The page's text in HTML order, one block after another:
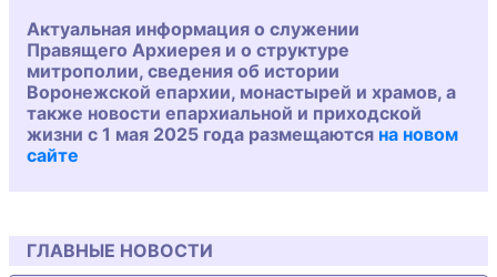
Актуальная информация о служении
Правящего Архиерея и о структуре
митрополии, сведения об истории
Воронежской епархии, монастырей и храмов, а
также новости епархиальной и приходской
жизни с 1 мая 2025 года размещаются на новом
сайте
ГЛАВНЫЕ НОВОСТИ